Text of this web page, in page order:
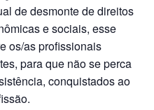
de desmonte de direitos
e sociais, esse
os/as profissionais
para que não se perca
conquistados ao